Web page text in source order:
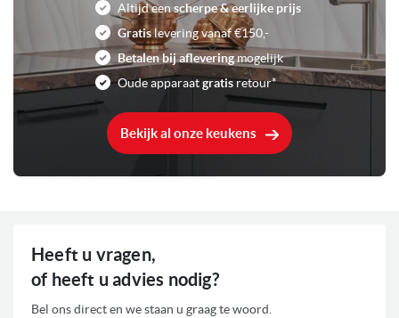
Altijd eenscherpe & eerlijke prijs
Gratislevering vanaf €150,-
Betalen bij afleveringmogelijk
Oude apparaatgratisretour*
Bekijk al onze keukens
Heeft u vragen,
of heeft u advies nodig?
Bel ons direct en we staan u graag te woord.